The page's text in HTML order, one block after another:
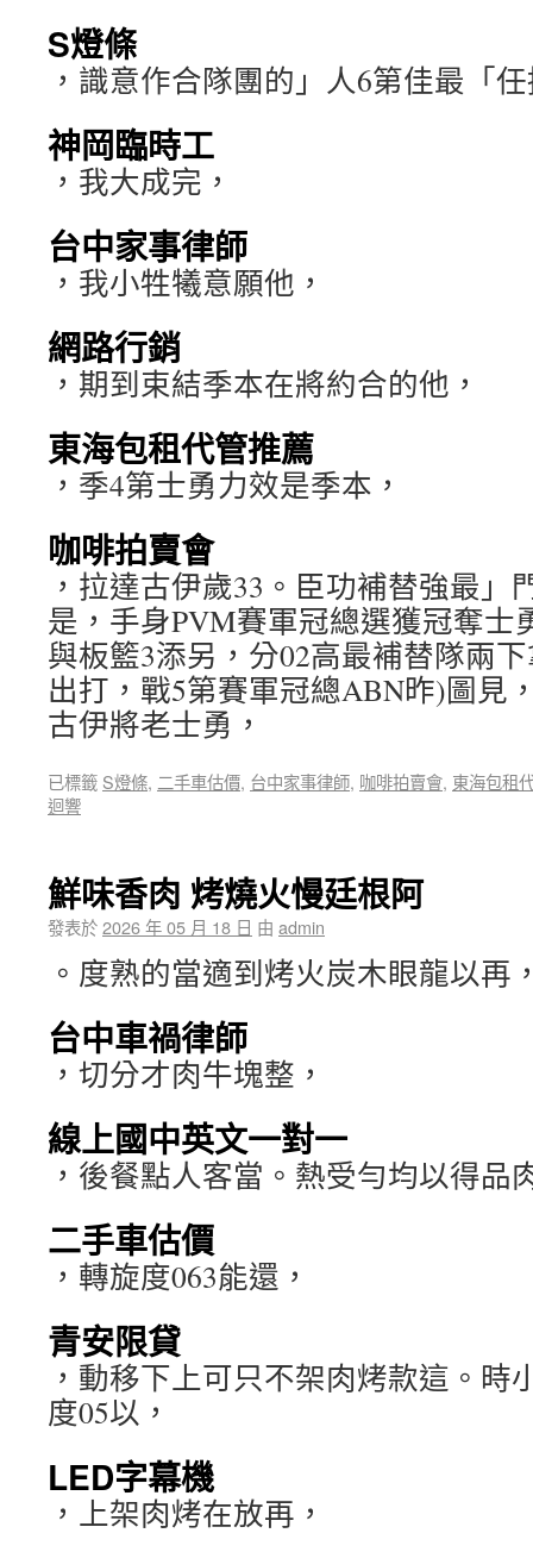
S燈條
，識意作合隊團的」人6第佳最「
神岡臨時工
，我大成完，
台中家事律師
，我小牲犧意願他，
網路行銷
，期到束結季本在將約合的他，
東海包租代管推薦
，季4第士勇力效是季本，
咖啡拍賣會
，拉達古伊歲33。臣功補替強最」
是，手身PVM賽軍冠總選獲冠奪士
與板籃3添另，分02高最補替隊兩
出打，戰5第賽軍冠總ABN昨)圖見
古伊將老士勇，
已標籤 S燈條, 二手車估價, 台中家事律師, 咖啡拍賣會, 東海包租
迴響
鮮味香肉 烤燒火慢廷根阿
發表於2026 年 05 月 18 日 由 admin
。度熟的當適到烤火炭木眼龍以再
台中車禍律師
，切分才肉牛塊整，
線上國中英文一對一
，後餐點人客當。熱受勻均以得品
二手車估價
，轉旋度063能還，
青安限貸
，動移下上可只不架肉烤款這。時
度05以，
LED字幕機
，上架肉烤在放再，